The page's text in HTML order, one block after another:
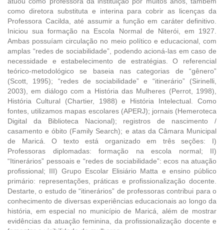
como diretora substituta e interina para cobrir as licenças da
Professora Cacilda, até assumir a função em caráter definitivo.
Iniciou sua formação na Escola Normal de Niterói, em 1927.
Ambas possuíam circulação no meio político e educacional, com
amplas “redes de sociabilidade”, podendo acioná-las em caso de
necessidade e estabelecimento de estratégias. O referencial
teórico-metodológico se baseia nas categorias de “gênero”
(Scott, 1995); “redes de sociabilidade” e “itinerário” (Sirinelli,
2003), em diálogo com a História das Mulheres (Perrot, 1998),
História Cultural (Chartier, 1988) e História Intelectual. Como
fontes, utilizamos mapas escolares (APERJ); jornais (Hemeroteca
Digital da Biblioteca Nacional); registros de nascimento /
casamento e óbito (Family Search); e atas da Câmara Municipal
de Maricá. O texto está organizado em três seções: I)
Professoras diplomadas: formação na escola normal; II)
“Itinerários” pessoais e “redes de sociabilidade”: ecos na atuação
profissional; III) Grupo Escolar Elisiário Matta e ensino público
primário: representações, práticas e profissionalização docente.
Destarte, o estudo de “itinerários” de professoras contribui para o
conhecimento de diversas experiências educacionais ao longo da
história, em especial no município de Maricá, além de mostrar
evidências da atuação feminina, da profissionalização docente e